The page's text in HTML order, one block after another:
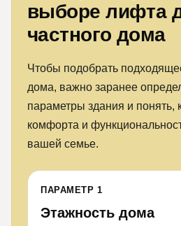
выборе лифта
частного дома
Чтобы подобрать
дома, важно заранее
параметры здания и понять,
комфорта и
вашей семье.
ПАРАМЕТР 1
Этажность дома